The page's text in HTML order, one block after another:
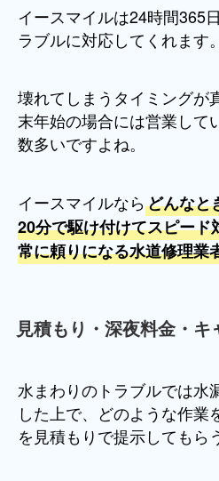
イースマイルは24時間365
ラブルに対応してくれます。
壊れてしまうタイミングが
末年始の場合には営業して
数多いですよね。
イースマイルならどんなと
20分で駆け付けてスピード
常に頼りになる水道修理業
見積もり・深夜料金・
水まわりのトラブルでは水
した上で、どのような作業
を見積もりで提示してもら